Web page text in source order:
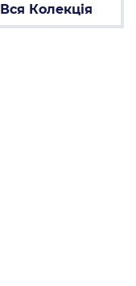
Вся Колекція